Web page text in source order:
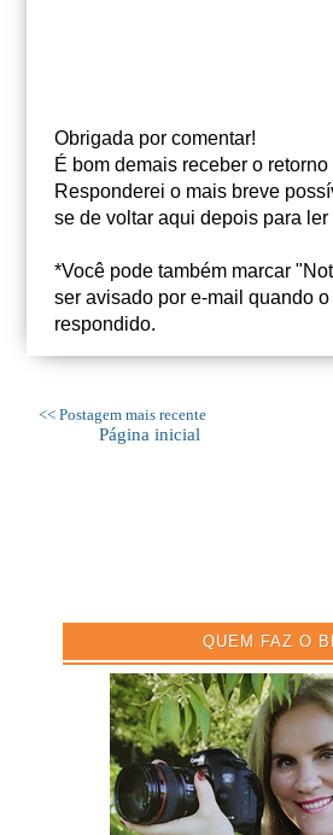
Obrigada por comentar!
É bom demais receber o
Responderei o mais breve
se de voltar aqui depois para ler
*Você pode também marcar
ser avisado por e-mail quando
respondido.
<< Postagem mais recente
Página inicial
QUEM FAZ O